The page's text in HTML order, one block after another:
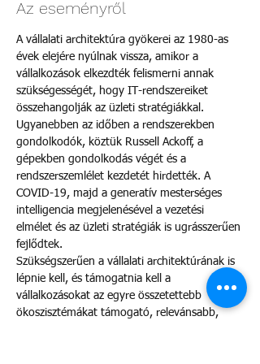
Az eseményről
A vállalati architektúra gyökerei az 1980-as
évek elejére nyúlnak vissza, amikor a
vállalkozások elkezdték felismerni annak
szükségességét, hogy IT-rendszereiket
összehangolják az üzleti stratégiákkal.
Ugyanebben az időben a rendszerekben
gondolkodók, köztük Russell Ackoff, a
gépekben gondolkodás végét és a
rendszerszemlélet kezdetét hirdették. A
COVID-19, majd a generatív mesterséges
intelligencia megjelenésével a vezetési
elmélet és az üzleti stratégiák is ugrásszerűen
fejlődtek.
Szükségszerűen a vállalati architektúrának is
lépnie kell, és támogatnia kell a
vállalkozásokat az egyre összetettebb
ökoszisztémákat támogató, relevánsabb,